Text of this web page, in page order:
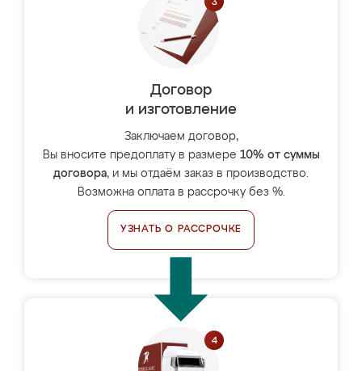
Договор
и изготовление
Заключаем договор,
Вы вносите предоплату в размере 10% от суммы
договора, и мы отдаём заказ в производство.
Возможна оплата в рассрочку без %.
УЗНАТЬ О РАССРОЧКЕ